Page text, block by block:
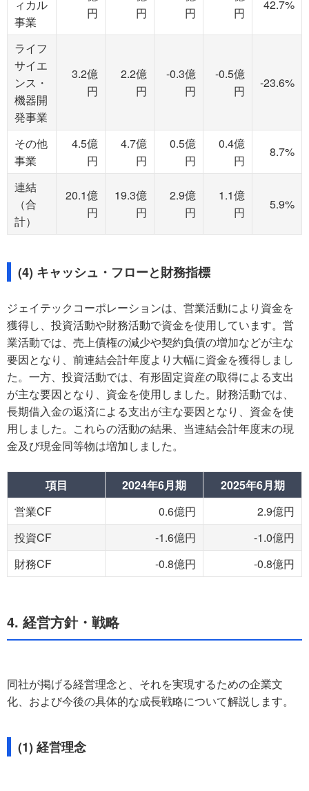
ィカル
事業
円
円
円
円
42.7%
ライフ
サイエ
ンス・
機器開
発事業
3.2億
円
2.2億
円
-0.3億
円
-0.5億
円
-23.6%
その他
事業
4.5億
円
4.7億
円
0.5億
円
0.4億
円
8.7%
連結
（合
計）
20.1億
円
19.3億
円
2.9億
円
1.1億
円
5.9%
(4) キャッシュ・フローと財務指標
ジェイテックコーポレーションは、営業活動により資金を
獲得し、投資活動や財務活動で資金を使用しています。営
業活動では、売上債権の減少や契約負債の増加などが主な
要因となり、前連結会計年度より大幅に資金を獲得しまし
た。一方、投資活動では、有形固定資産の取得による支出
が主な要因となり、資金を使用しました。財務活動では、
長期借入金の返済による支出が主な要因となり、資金を使
用しました。これらの活動の結果、当連結会計年度末の現
金及び現金同等物は増加しました。
項目 2024年6月期
2025年6月期
営業CF
0.6億円
2.9億円
投資CF
-1.6億円
-1.0億円
財務CF
-0.8億円 -0.8億円
4. 経営方針・戦略
同社が掲げる経営理念と、それを実現するための企業文
化、および今後の具体的な成長戦略について解説します。
(1) 経営理念